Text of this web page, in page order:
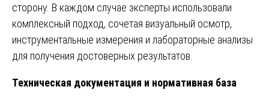
сторону. В каждом случае эксперты использовали
комплексный подход, сочетая визуальный осмотр,
инструментальные измерения и лабораторные анализы
для получения достоверных результатов.
Техническая документация и нормативная база